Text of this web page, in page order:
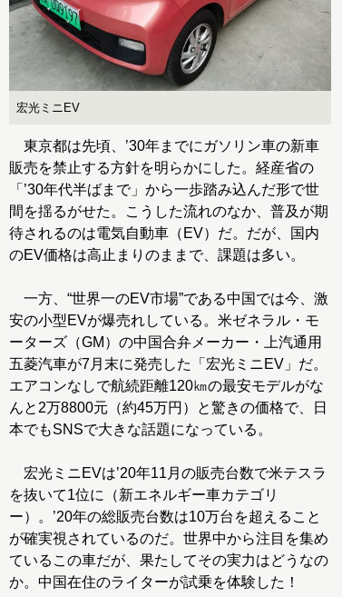
宏光ミニEV
東京都は先頃、’30年までにガソリン車の新車
販売を禁止する方針を明らかにした。経産省の
「’30年代半ばまで」から一歩踏み込んだ形で世
間を揺るがせた。こうした流れのなか、普及が期
待されるのは電気自動車（EV）だ。だが、国内
のEV価格は高止まりのままで、課題は多い。
一方、“世界一のEV市場”である中国では今、激
安の小型EVが爆売れしている。米ゼネラル・モ
ーターズ（GM）の中国合弁メーカー・上汽通用
五菱汽車が7月末に発売した「宏光ミニEV」だ。
エアコンなしで航続距離120㎞の最安モデルがな
んと2万8800元（約45万円）と驚きの価格で、日
本でもSNSで大きな話題になっている。
宏光ミニEVは’20年11月の販売台数で米テスラ
を抜いて1位に（新エネルギー車カテゴリ
ー）。’20年の総販売台数は10万台を超えること
が確実視されているのだ。世界中から注目を集め
ているこの車だが、果たしてその実力はどうなの
か。中国在住のライターが試乗を体験した！